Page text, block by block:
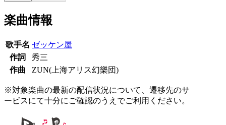
楽曲情報
歌手名 ゼッケン屋
作詞
秀三
作曲
ZUN(上海アリス幻樂団)
※対象楽曲の最新の配信状況について、遷移先のサ
ービスにて十分にご確認のうえでご利用ください。